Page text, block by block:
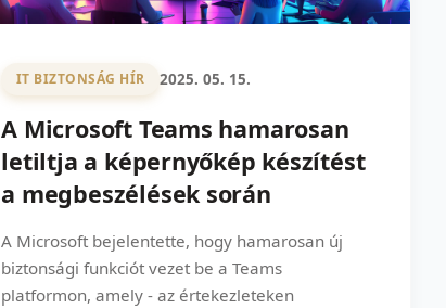
IT BIZTONSÁG HÍR 2025. 05. 15.
A Microsoft Teams hamarosan
letiltja a képernyőkép készítést
a megbeszélések során
A Microsoft bejelentette, hogy hamarosan új
biztonsági funkciót vezet be a Teams
platformon, amely - az értekezleteken